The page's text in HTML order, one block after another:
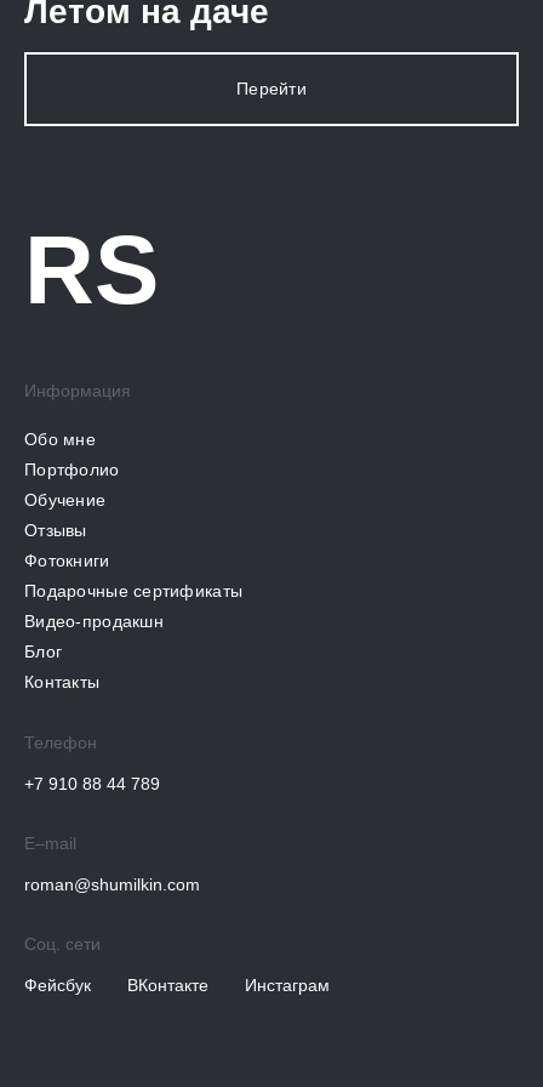
Летом на даче
Перейти
RS
Информация
Обо мне
Портфолио
Обучение
Отзывы
Фотокниги
Подарочные сертификаты
Видео-продакшн
Блог
Контакты
Телефон
+7 910 88 44 789
E–mail
roman@shumilkin.com
Соц. сети
Фейсбук ВКонтакте Инстаграм